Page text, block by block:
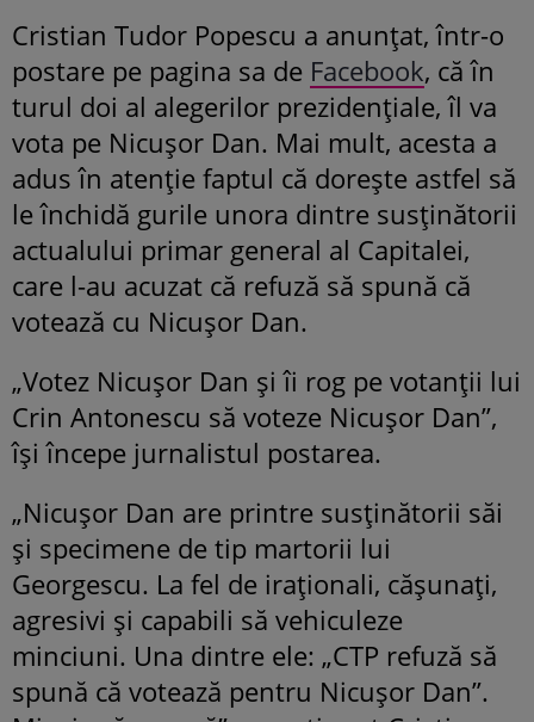
Cristian Tudor Popescu a anunțat, într-o
postare pe pagina sa de Facebook, că în
turul doi al alegerilor prezidențiale, îl va
vota pe Nicușor Dan. Mai mult, acesta a
adus în atenție faptul că dorește astfel să
le închidă gurile unora dintre susținătorii
actualului primar general al Capitalei,
care l-au acuzat că refuză să spună că
votează cu Nicușor Dan.
„Votez Nicușor Dan și îi rog pe votanții lui
Crin Antonescu să voteze Nicușor Dan”,
își începe jurnalistul postarea.
„Nicușor Dan are printre susținătorii săi
și specimene de tip martorii lui
Georgescu. La fel de iraționali, cășunați,
agresivi și capabili să vehiculeze
minciuni. Una dintre ele: „CTP refuză să
spună că votează pentru Nicușor Dan”.